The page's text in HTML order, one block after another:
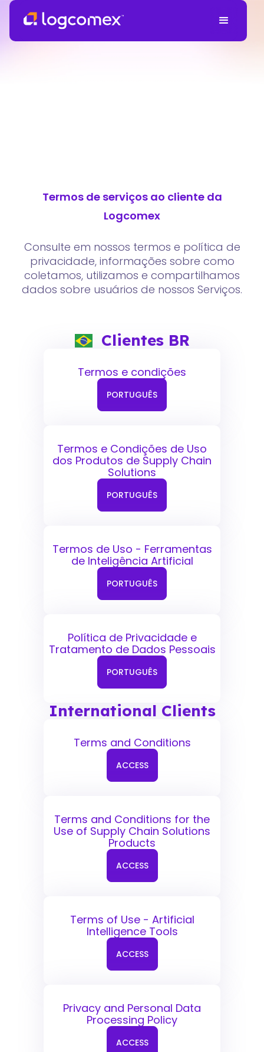
Termos de serviços ao cliente da
Logcomex
Consulte em nossos termos e política de
privacidade, informações sobre como
coletamos, utilizamos e compartilhamos
dados sobre usuários de nossos Serviços.
Clientes BR
Termos e condições
PORTUGUÊS
Termos e Condições de Uso
dos Produtos de Supply Chain
Solutions
PORTUGUÊS
Termos de Uso - Ferramentas
de Inteligência Artificial
PORTUGUÊS
Política de Privacidade e
Tratamento de Dados Pessoais
PORTUGUÊS
International Clients
Terms and Conditions
ACCESS
Terms and Conditions for the
Use of Supply Chain Solutions
Products
ACCESS
Terms of Use - Artificial
Intelligence Tools
ACCESS
Privacy and Personal Data
Processing Policy
ACCESS